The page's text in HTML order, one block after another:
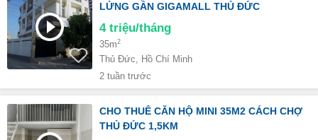
LỬNG GẦN GIGAMALL THỦ ĐỨC
4 triệu/tháng
35m2
Thủ Đức, Hồ Chí Minh
2 tuần trước
CHO THUÊ CĂN HỘ MINI 35M2 CÁCH CHỢ
THỦ ĐỨC 1,5KM